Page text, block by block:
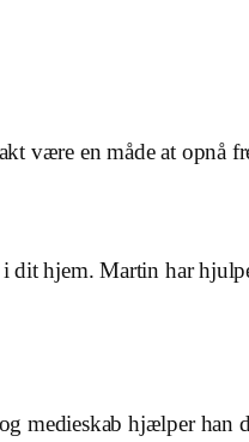
være en måde at opnå
dit hjem. Martin har
medieskab hjælper han